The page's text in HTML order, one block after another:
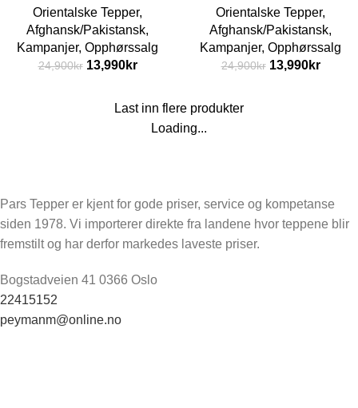
Orientalske Tepper,
Afghansk/Pakistansk,
Kampanjer, Opphørssalg
24,900kr 13,990kr
Orientalske Tepper,
Afghansk/Pakistansk,
Kampanjer, Opphørssalg
24,900kr 13,990kr
Last inn flere produkter
Loading...
Pars Tepper er kjent for gode priser, service og kompetanse
siden 1978. Vi importerer direkte fra landene hvor teppene blir
fremstilt og har derfor markedes laveste priser.
Bogstadveien 41 0366 Oslo
22415152
peymanm@online.no